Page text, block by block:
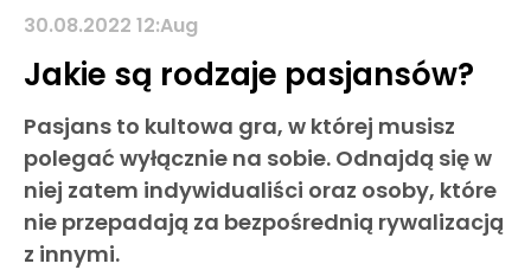
30.08.2022 12:Aug
Jakie są rodzaje pasjansów?
Pasjans to kultowa gra, w której musisz
polegać wyłącznie na sobie. Odnajdą się w
niej zatem indywidualiści oraz osoby, które
nie przepadają za bezpośrednią rywalizacją
z innymi.